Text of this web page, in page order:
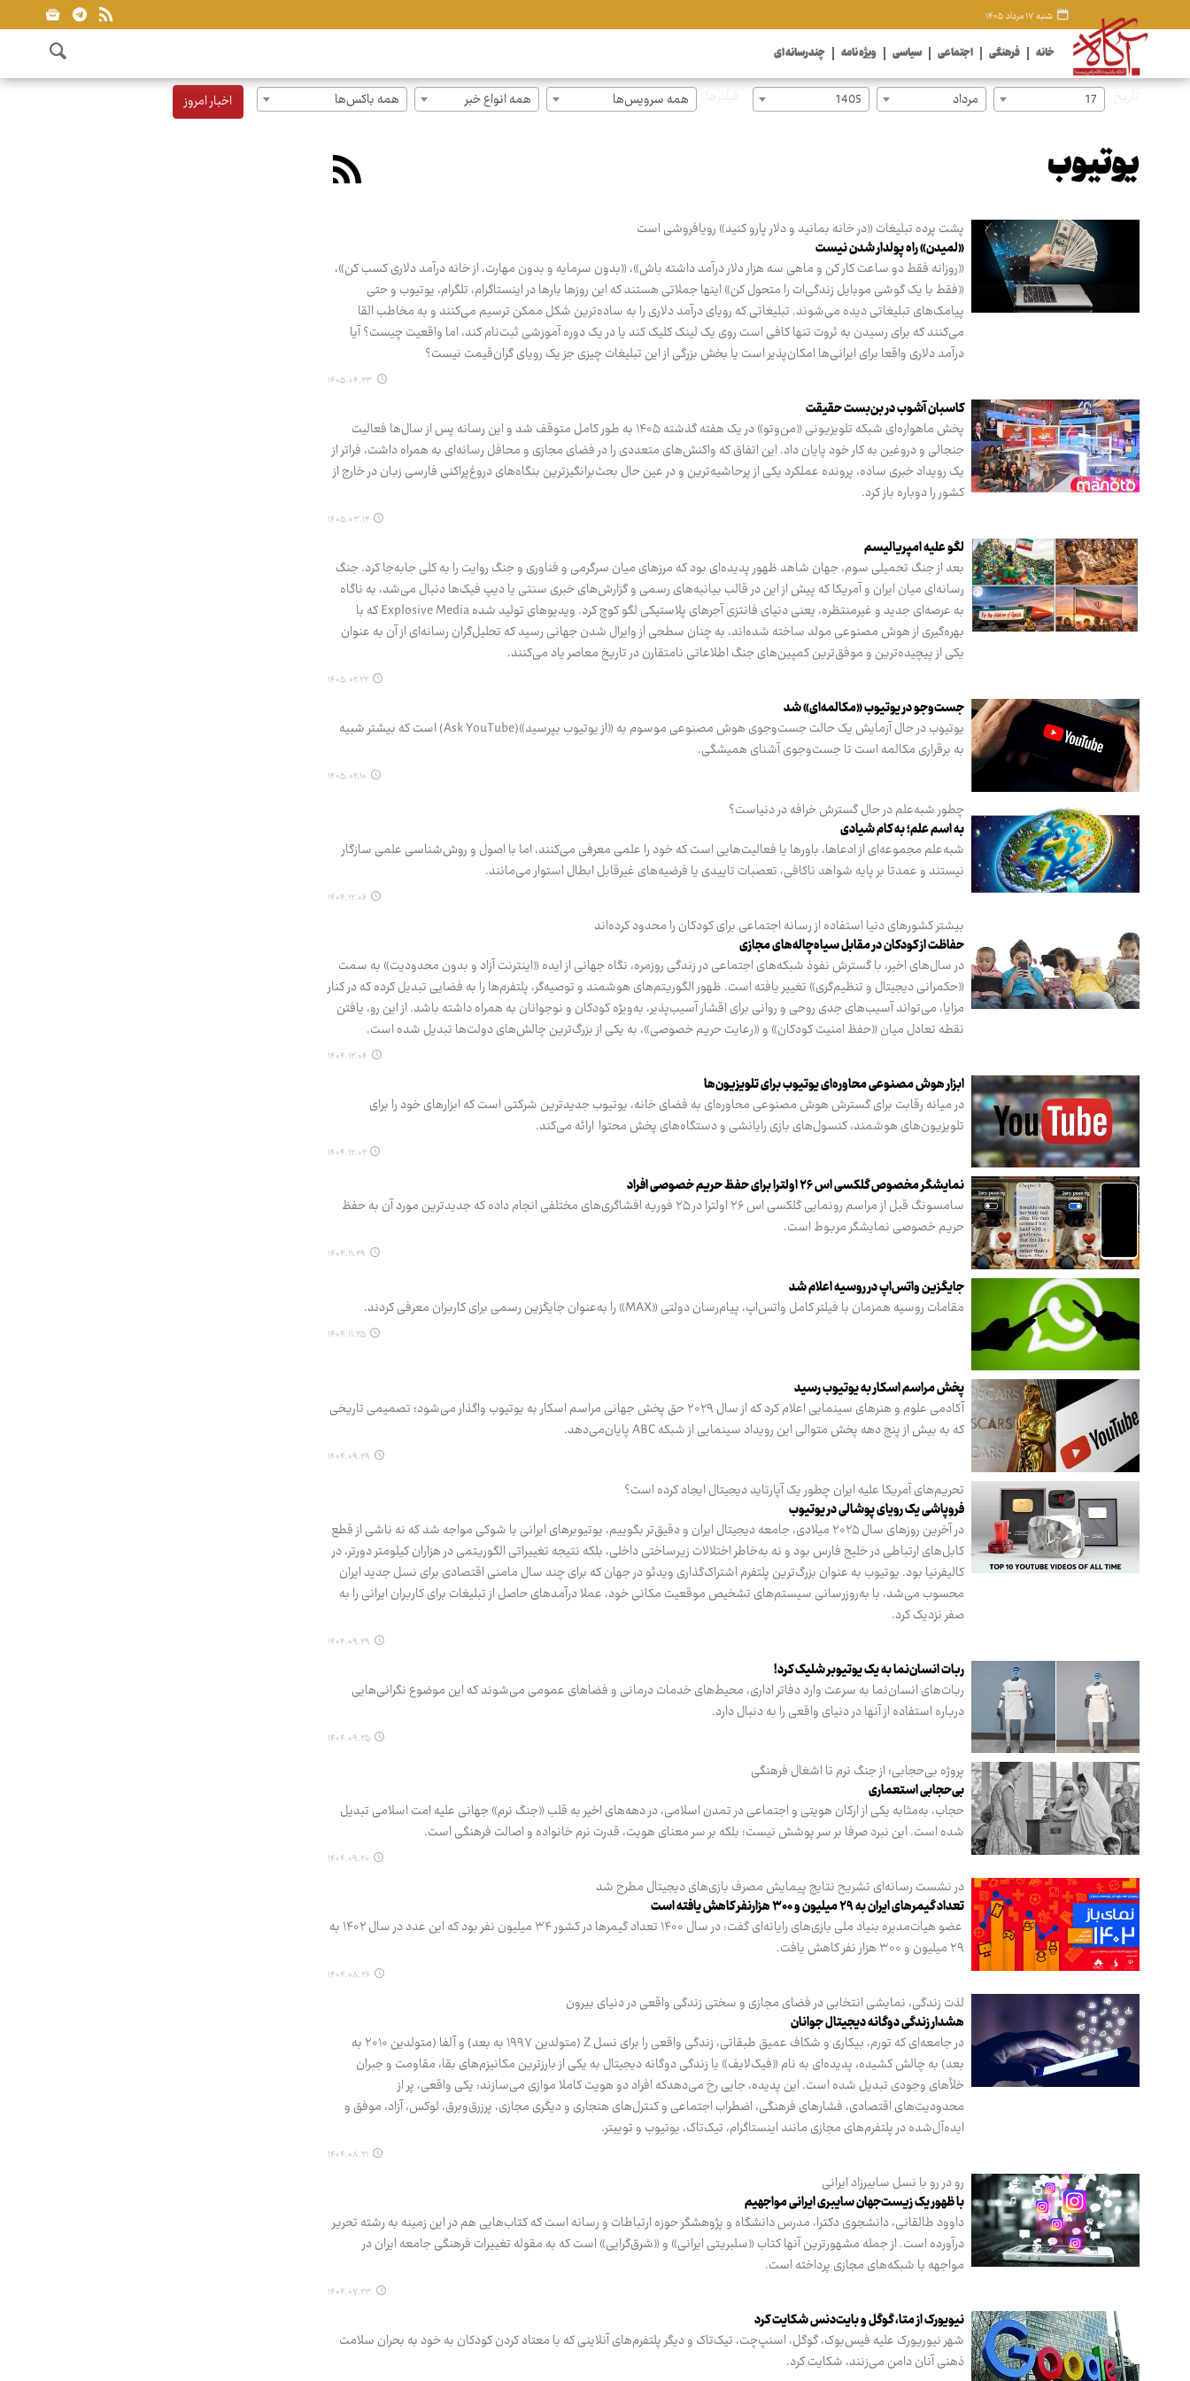
شنبه ۱۷ مرداد ۱۴۰۵
خانه فرهنگی اجتماعی سیاسی ویژه نامه چندرسانه ای
17 مرداد 1405 همه سرویس‌ها همه انواع خبر همه باکس‌ها اخبار امروز
یوتیوب
پشت پرده تبلیغات «در خانه بمانید و دلار پارو کنید» رویافروشی است
«لمیدن» راه پولدار شدن نیست
«روزانه فقط دو ساعت کار کن و ماهی سه هزار دلار درآمد داشته باش»، «بدون سرمایه و بدون مهارت، از خانه درآمد دلاری کسب کن»،
«فقط با یک گوشی موبایل زندگی‌ات را متحول کن» اینها جملاتی هستند که این روزها بارها در اینستاگرام، تلگرام، یوتیوب و حتی
پیامک‌های تبلیغاتی دیده می‌شوند. تبلیغاتی که رویای درآمد دلاری را به ساده‌ترین شکل ممکن ترسیم می‌کنند و به مخاطب القا
می‌کنند که برای رسیدن به ثروت تنها کافی است روی یک لینک کلیک کند یا در یک دوره آموزشی ثبت‌نام کند، اما واقعیت چیست؟ آیا
درآمد دلاری واقعا برای ایرانی‌ها امکان‌پذیر است یا بخش بزرگی از این تبلیغات چیزی جز یک رویای گران‌قیمت نیست؟
۱۴۰۵.۰۴.۲۳
کاسبان آشوب در بن‌بست حقیقت
پخش ماهواره‌ای شبکه تلویزیونی «من‌وتو» در یک هفته گذشته ۱۴۰۵ به طور کامل متوقف شد و این رسانه پس از سال‌ها فعالیت
جنجالی و دروغین به کار خود پایان داد. این اتفاق که واکنش‌های متعددی را در فضای مجازی و محافل رسانه‌ای به همراه داشت، فراتر از
یک رویداد خبری ساده، پرونده عملکرد یکی از پرحاشیه‌ترین و در عین حال بحث‌برانگیزترین بنگاه‌های دروغ‌پراکنی فارسی زبان در خارج از
کشور را دوباره باز کرد.
۱۴۰۵.۰۳.۱۲
لگو علیه امپریالیسم
بعد از جنگ تحمیلی سوم، جهان شاهد ظهور پدیده‌ای بود که مرزهای میان سرگرمی و فناوری و جنگ روایت را به کلی جابه‌جا کرد. جنگ
رسانه‌ای میان ایران و آمریکا که پیش از این در قالب بیانیه‌های رسمی و گزارش‌های خبری سنتی یا دیپ فیک‌ها دنبال می‌شد، به ناگاه
به عرصه‌ای جدید و غیرمنتظره، یعنی دنیای فانتزی آجرهای پلاستیکی لگو کوچ کرد. ویدیوهای تولید شده Explosive Media که با
بهره‌گیری از هوش مصنوعی مولد ساخته شده‌اند، به چنان سطحی از وایرال شدن جهانی رسید که تحلیل‌گران رسانه‌ای از آن به عنوان
یکی از پیچیده‌ترین و موفق‌ترین کمپین‌های جنگ اطلاعاتی نامتقارن در تاریخ معاصر یاد می‌کنند.
۱۴۰۵.۰۲.۲۲
جست‌وجو در یوتیوب «مکالمه‌ای» شد
یوتیوب در حال آزمایش یک حالت جست‌وجوی هوش مصنوعی موسوم به «از یوتیوب بپرسید»(Ask YouTube) است که بیشتر شبیه
به برقراری مکالمه است تا جست‌وجوی آشنای همیشگی.
۱۴۰۵.۰۲.۱۰
چطور شبه‌علم در حال گسترش خرافه در دنیاست؟
به اسم علم؛ به کام شیادی
شبه‌علم مجموعه‌ای از ادعاها، باورها یا فعالیت‌هایی است که خود را علمی معرفی می‌کنند، اما با اصول و روش‌شناسی علمی سازگار
نیستند و عمدتا بر پایه شواهد ناکافی، تعصبات تاییدی یا فرضیه‌های غیرقابل ابطال استوار می‌مانند.
۱۴۰۴.۱۲.۰۶
بیشتر کشورهای دنیا استفاده از رسانه اجتماعی برای کودکان را محدود کرده‌اند
حفاظت از کودکان در مقابل سیاه‌چاله‌های مجازی
در سال‌های اخیر، با گسترش نفوذ شبکه‌های اجتماعی در زندگی روزمره، نگاه جهانی از ایده «اینترنت آزاد و بدون محدودیت» به سمت
«حکمرانی دیجیتال و تنظیم‌گری» تغییر یافته است. ظهور الگوریتم‌های هوشمند و توصیه‌گر، پلتفرم‌ها را به فضایی تبدیل کرده که در کنار
مزایا، می‌تواند آسیب‌های جدی روحی و روانی برای اقشار آسیب‌پذیر، به‌ویژه کودکان و نوجوانان به همراه داشته باشد. از این رو، یافتن
نقطه تعادل میان «حفظ امنیت کودکان» و «رعایت حریم خصوصی»، به یکی از بزرگ‌ترین چالش‌های دولت‌ها تبدیل شده است.
۱۴۰۴.۱۲.۰۴
ابزار هوش مصنوعی محاوره‌ای یوتیوب برای تلویزیون‌ها
در میانه رقابت برای گسترش هوش مصنوعی محاوره‌ای به فضای خانه، یوتیوب جدیدترین شرکتی است که ابزارهای خود را برای
تلویزیون‌های هوشمند، کنسول‌های بازی رایانشی و دستگاه‌های پخش محتوا ارائه می‌کند.
۱۴۰۴.۱۲.۰۲
نمایشگر مخصوص گلکسی اس ۲۶ اولترا برای حفظ حریم خصوصی افراد
سامسونگ قبل از مراسم رونمایی گلکسی اس ۲۶ اولترا در ۲۵ فوریه افشاگری‌های مختلفی انجام داده که جدیدترین مورد آن به حفظ
حریم خصوصی نمایشگر مربوط است.
۱۴۰۴.۱۱.۲۹
جایگزین واتس‌اپ در روسیه اعلام شد
مقامات روسیه همزمان با فیلتر کامل واتس‌اپ، پیام‌رسان دولتی «MAX» را به‌عنوان جایگزین رسمی برای کاربران معرفی کردند.
۱۴۰۴.۱۱.۲۵
پخش مراسم اسکار به یوتیوب رسید
آکادمی علوم و هنرهای سینمایی اعلام کرد که از سال ۲۰۲۹ حق پخش جهانی مراسم اسکار به یوتیوب واگذار می‌شود؛ تصمیمی تاریخی
که به بیش از پنج دهه پخش متوالی این رویداد سینمایی از شبکه ABC پایان‌می‌دهد.
۱۴۰۴.۰۹.۲۹
تحریم‌های آمریکا علیه ایران چطور یک آپارتاید دیجیتال ایجاد کرده است؟
فروپاشی یک رویای پوشالی در یوتیوب
در آخرین روزهای سال ۲۰۲۵ میلادی، جامعه دیجیتال ایران و دقیق‌تر بگوییم، یوتیوبرهای ایرانی با شوکی مواجه شد که نه ناشی از قطع
کابل‌های ارتباطی در خلیج فارس بود و نه به‌خاطر اختلالات زیرساختی داخلی، بلکه نتیجه تغییراتی الگوریتمی در هزاران کیلومتر دورتر، در
کالیفرنیا بود. یوتیوب به عنوان بزرگ‌ترین پلتفرم اشتراک‌گذاری ویدئو در جهان که برای چند سال مامنی اقتصادی برای نسل جدید ایران
محسوب می‌شد، با به‌روزرسانی سیستم‌های تشخیص موقعیت مکانی خود، عملا درآمدهای حاصل از تبلیغات برای کاربران ایرانی را به
صفر نزدیک کرد.
۱۴۰۴.۰۹.۲۹
ربات انسان‌نما به یک یوتیوبر شلیک کرد!
ربات‌های انسان‌نما به سرعت وارد دفاتر اداری، محیط‌های خدمات درمانی و فضاهای عمومی می‌شوند که این موضوع نگرانی‌هایی
درباره استفاده از آنها در دنیای واقعی را به دنبال دارد.
۱۴۰۴.۰۹.۲۵
پروژه بی‌حجابی؛ از جنگ نرم تا اشغال فرهنگی
بی‌حجابی استعماری
حجاب، به‌مثابه یکی از ارکان هویتی و اجتماعی در تمدن اسلامی، در دهه‌های اخیر به قلب «جنگ نرم» جهانی علیه امت اسلامی تبدیل
شده است. این نبرد صرفا بر سر پوشش نیست؛ بلکه بر سر معنای هویت، قدرت نرم خانواده و اصالت فرهنگی است.
۱۴۰۴.۰۹.۲۰
در نشست رسانه‌ای تشریح نتایج پیمایش مصرف بازی‌های دیجیتال مطرح شد
تعداد گیمرهای ایران به ۲۹ میلیون و ۳۰۰ هزارنفر کاهش یافته است
عضو هیات‌مدیره بنیاد ملی بازی‌های رایانه‌ای گفت: در سال ۱۴۰۰ تعداد گیمرها در کشور ۳۴ میلیون نفر بود که این عدد در سال ۱۴۰۲ به
۲۹ میلیون و ۳۰۰ هزار نفر کاهش یافت.
۱۴۰۴.۰۸.۲۶
لذت زندگی، نمایشی انتخابی در فضای مجازی و سختی زندگی واقعی در دنیای بیرون
هشدار زندگی دوگانه دیجیتال جوانان
در جامعه‌ای که تورم، بیکاری و شکاف عمیق طبقاتی، زندگی واقعی را برای نسل Z (متولدین ۱۹۹۷ به بعد) و آلفا (متولدین ۲۰۱۰ به
بعد) به چالش کشیده، پدیده‌ای به نام «فیک‌لایف» یا زندگی دوگانه دیجیتال به یکی از بارزترین مکانیزم‌های بقا، مقاومت و جبران
خلأهای وجودی تبدیل شده است. این پدیده، جایی رخ می‎‌دهدکه افراد دو هویت کاملا موازی می‌سازند: یکی واقعی، پر از
محدودیت‌های اقتصادی، فشارهای فرهنگی، اضطراب اجتماعی و کنترل‌های هنجاری و دیگری مجازی، پرزرق‌وبرق، لوکس، آزاد، موفق و
ایده‌آل‌شده در پلتفرم‌های مجازی مانند اینستاگرام، تیک‌تاک، یوتیوب و توییتر.
۱۴۰۴.۰۸.۲۱
رو در رو با نسل سایبرزاد ایرانی
با ظهور یک زیست‌جهان سایبری ایرانی مواجهیم
داوود طالقانی، دانشجوی دکترا، مدرس دانشگاه و پژوهشگر حوزه ارتباطات و رسانه است که کتاب‌هایی هم در این زمینه به رشته تحریر
درآورده است. از جمله مشهورترین آنها کتاب «سلبریتی ایرانی» و «شرق‌گرایی» است که به مقوله تغییرات فرهنگی جامعه ایران در
مواجهه‌ با شبکه‌های مجازی پرداخته است.
۱۴۰۴.۰۷.۲۳
نیویورک از متا، گوگل و بایت‌دنس شکایت کرد
شهر نیوریورک علیه فیس‌بوک، گوگل، اسنپ‌چت، تیک‌تاک و دیگر پلتفرم‌های آنلاینی که با معتاد کردن کودکان به خود به بحران سلامت
ذهنی آنان دامن می‌زنند، شکایت کرد.